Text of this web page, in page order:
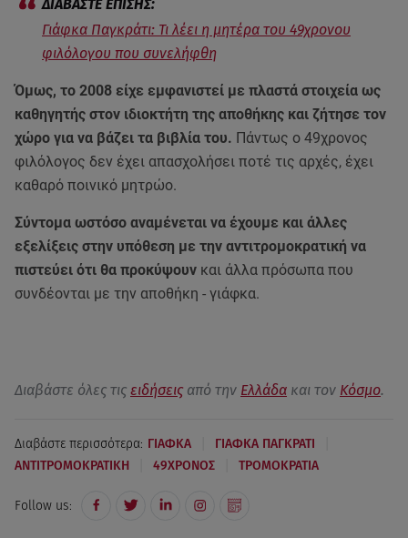
Γιάφκα Παγκράτι: Τι λέει η μητέρα του 49χρονου
φιλόλογου που συνελήφθη
Όμως, το 2008 είχε εμφανιστεί με πλαστά στοιχεία ως
καθηγητής στον ιδιοκτήτη της αποθήκης και ζήτησε τον
χώρο για να βάζει τα βιβλία του. Πάντως ο 49χρονος
φιλόλογος δεν έχει απασχολήσει ποτέ τις αρχές, έχει
καθαρό ποινικό μητρώο.
Σύντομα ωστόσο αναμένεται να έχουμε και άλλες
εξελίξεις στην υπόθεση με την αντιτρομοκρατική να
πιστεύει ότι θα προκύψουν και άλλα πρόσωπα που
συνδέονται με την αποθήκη - γιάφκα.
Διαβάστε όλες τις ειδήσεις από την Ελλάδα και τον Κόσμο.
Διαβάστε περισσότερα: ΓΙΑΦΚΑ ΓΙΑΦΚΑ ΠΑΓΚΡΑΤΙ
ΑΝΤΙΤΡΟΜΟΚΡΑΤΙΚΗ 49ΧΡΟΝΟΣ ΤΡΟΜΟΚΡΑΤΙΑ
Follow us: